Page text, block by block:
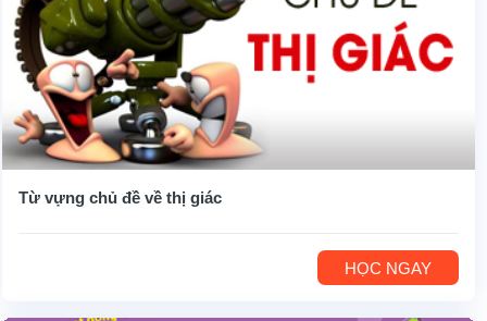
Từ vựng chủ đề về thị giác
HỌC NGAY